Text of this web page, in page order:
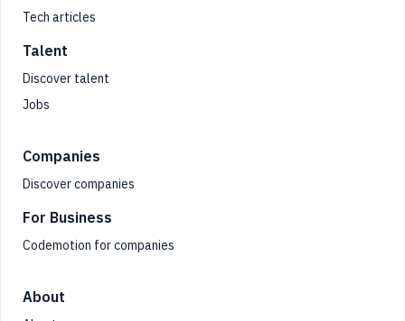
Tech articles
Talent
Discover talent
Jobs
Companies
Discover companies
For Business
Codemotion for companies
About